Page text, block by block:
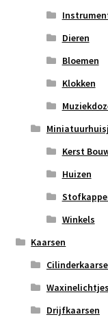
Dieren
Bloemen
Klokken
Kerst
Huizen
Winkels
Kaarsen
Waxinelichtjes
Drijfkaarsen